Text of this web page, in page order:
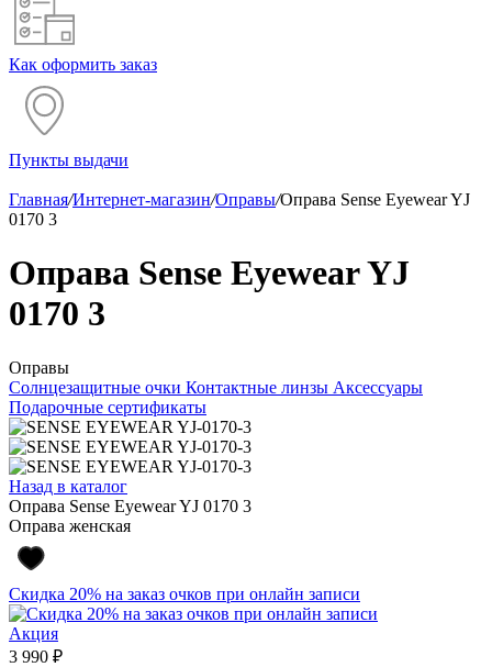
Как оформить заказ
Пункты выдачи
Главная/Интернет-магазин/Оправы/Оправа Sense Eyewear YJ
0170 3
Оправа Sense Eyewear YJ
0170 3
Оправы
Солнцезащитные очки Контактные линзы Аксессуары
Подарочные сертификаты
Назад в каталог
Оправа Sense Eyewear YJ 0170 3
Оправа женская
Скидка 20% на заказ очков при онлайн записи
Акция
3 990 ₽